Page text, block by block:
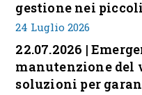
gestione nei
24 Luglio 2026
22.07.2026 |
manutenzione del
soluzioni per